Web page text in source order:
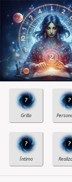
? ?
? ?